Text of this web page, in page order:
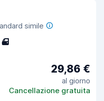
simile
4
29,86 €
al giorno
Cancellazione gratuita